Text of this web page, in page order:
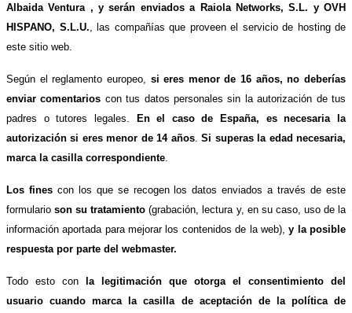
Albaida Ventura , y serán enviados a Raiola Networks, S.L. y OVH
HISPANO, S.L.U. , las compañías que proveen el servicio de hosting de
este sitio web.
Según el reglamento europeo, si eres menor de 16 años, no deberías
enviar comentarios con tus datos personales sin la autorización de tus
padres o tutores legales.
En el caso de España, es necesaria la
autorización si eres menor de 14 años.Si superas la edad necesaria,
marca la casilla correspondiente
Los finescon los que se recogen los datos enviados a través de este
formularioson su tratamiento (grabación, lectura y, en su caso, uso de la
información aportada para mejorar los contenidos de la web),y la posible
respuesta por parte del webmaster.
Todo esto con
la legitimación que otorga el consentimiento del
usuario cuando marca la casilla de aceptación de la política de